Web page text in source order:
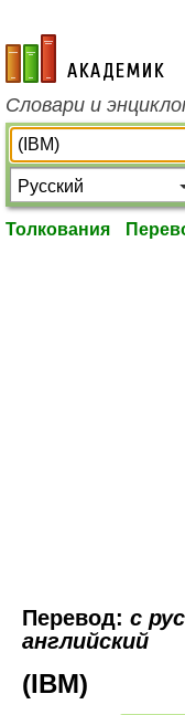
academic.ru
Словари и
Толкования
Перевод: с
английский
(IBM)